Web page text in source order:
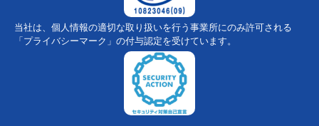
当社は、個人情報の適切な取り扱いを行う事業所にのみ許可される
「プライバシーマーク」の付与認定を受けています。